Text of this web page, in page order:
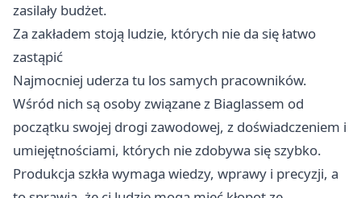
zasilały budżet.
Za zakładem stoją ludzie, których nie da się łatwo
zastąpić
Najmocniej uderza tu los samych pracowników.
Wśród nich są osoby związane z Biaglassem od
początku swojej drogi zawodowej, z doświadczeniem i
umiejętnościami, których nie zdobywa się szybko.
Produkcja szkła wymaga wiedzy, wprawy i precyzji, a